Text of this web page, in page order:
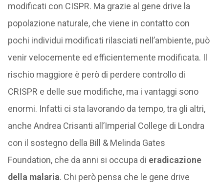
modificati con CISPR. Ma grazie al gene drive la
popolazione naturale, che viene in contatto con
pochi individui modificati rilasciati nell’ambiente, può
venir velocemente ed efficientemente modificata. Il
rischio maggiore è però di perdere controllo di
CRISPR e delle sue modifiche, ma i vantaggi sono
enormi. Infatti ci sta lavorando da tempo, tra gli altri,
anche Andrea Crisanti all’Imperial College di Londra
con il sostegno della Bill & Melinda Gates
Foundation, che da anni si occupa di eradicazione
della malaria. Chi però pensa che le gene drive